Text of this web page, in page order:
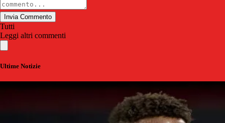
Invia Commento
Tutti
Leggi altri commenti
Ultime Notizie